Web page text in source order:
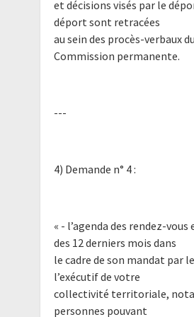
et décisions visés par le
déport sont retracées
au sein des procès-verbaux
Commission permanente.
---
4) Demande n° 4 :
« - l’agenda des rendez-vous
des 12 derniers mois dans
le cadre de son mandat par
l’exécutif de votre
collectivité territoriale,
personnes pouvant